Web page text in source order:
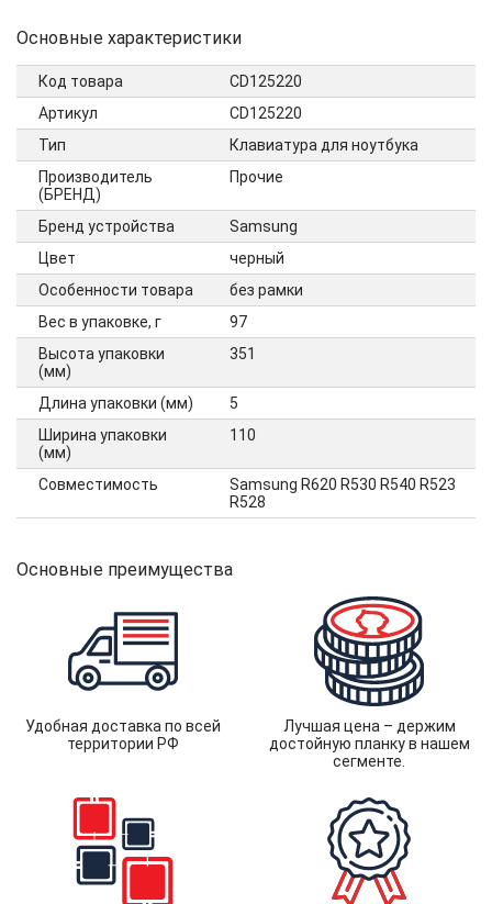
Основные характеристики
Код товара
CD125220
Артикул
CD125220
Тип
Клавиатура для ноутбука
Производитель
(БРЕНД)
Прочие
Бренд устройства
Samsung
Цвет
черный
Особенности товара
без рамки
Вес в упаковке, г
97
Высота упаковки
(мм)
351
Длина упаковки (мм)
5
Ширина упаковки
(мм)
110
Совместимость
Samsung R620 R530 R540 R523
R528
Основные преимущества
Удобная доставка по всей
территории РФ
Лучшая цена – держим
достойную планку в нашем
сегменте.